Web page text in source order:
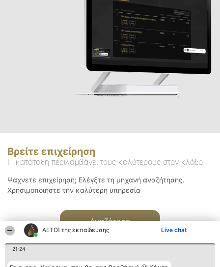
ΑΕΤΟΊ της εκπαίδευσης Live chat
21:24
Βρείτε επιχείρηση
Η κατάταξη περιλαμβάνει τους καλύτερους στον κλάδο
Ψάχνετε επιχείρηση; Ελέγξτε τη μηχανή αναζήτησης.
Χρησιμοποιήστε την καλύτερη υπηρεσία
Αναζήτηση